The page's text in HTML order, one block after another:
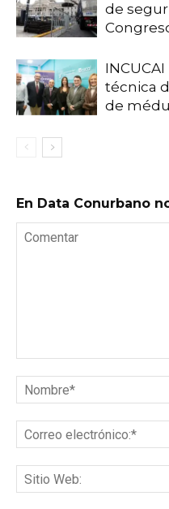
de
técnica
de
En Data Conurbano